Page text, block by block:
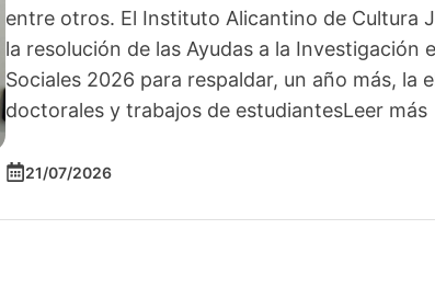
entre otros. El Instituto Alicantino de Cultura
la resolución de las Ayudas a la Investigación
Sociales 2026 para respaldar, un año más, la
doctorales y trabajos de estudiantesLeer más
21/07/2026